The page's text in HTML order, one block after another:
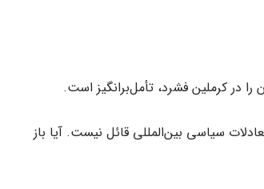
در کرملین فشرد، تأمل‌برانگیز است.
سیاسی بین‌المللی قائل نیست. آیا باز